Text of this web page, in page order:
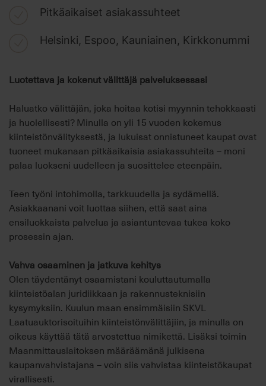
Pitkäaikaiset asiakassuhteet
Helsinki, Espoo, Kauniainen, Kirkkonummi
Luotettava ja kokenut välittäjä palveluksessasi
Haluatko välittäjän, joka hoitaa kotisi myynnin tehokkaasti
ja huolellisesti? Minulla on yli 15 vuoden kokemus
kiinteistönvälityksestä, ja lukuisat onnistuneet kaupat ovat
tuoneet mukanaan pitkäaikaisia asiakassuhteita – moni
palaa luokseni uudelleen ja suosittelee eteenpäin.
Teen työni intohimolla, tarkkuudella ja sydämellä.
Asiakkaanani voit luottaa siihen, että saat aina
ensiluokkaista palvelua ja asiantuntevaa tukea koko
prosessin ajan.
Vahva osaaminen ja jatkuva kehitys
Olen täydentänyt osaamistani kouluttautumalla
kiinteistöalan juridiikkaan ja rakennusteknisiin
kysymyksiin. Kuulun maan ensimmäisiin SKVL
Laatuauktorisoituihin kiinteistönvälittäjiin, ja minulla on
oikeus käyttää tätä arvostettua nimikettä. Lisäksi toimin
Maanmittauslaitoksen määräämänä julkisena
kaupanvahvistajana – voin siis vahvistaa kiinteistökaupat
virallisesti.